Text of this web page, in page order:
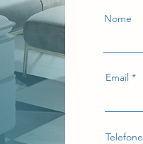
Nome
Email
Telefone